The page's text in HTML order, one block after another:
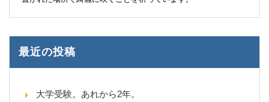
最近の投稿
大学受験。あれから2年。